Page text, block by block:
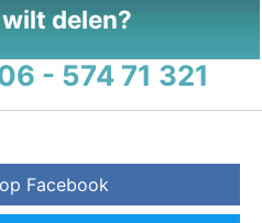
delen?
- 574 71 321
Facebook